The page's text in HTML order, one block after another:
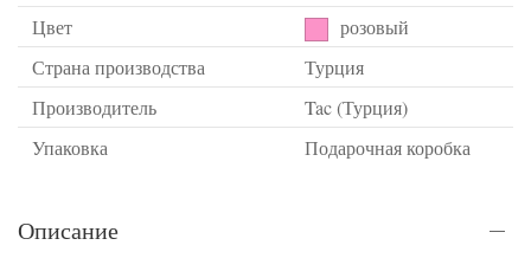
Цвет
розовый
Страна производства
Турция
Производитель
Tac (Турция)
Упаковка
Подарочная коробка
Описание